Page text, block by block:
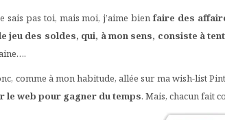
sais pas toi, mais moi, j’aime bienfaire des
jeu des soldes, qui, à mon sens, consiste à
comme à mon habitude, allée sur ma wish-list
le web pour gagner du temps. Mais, chacun fait